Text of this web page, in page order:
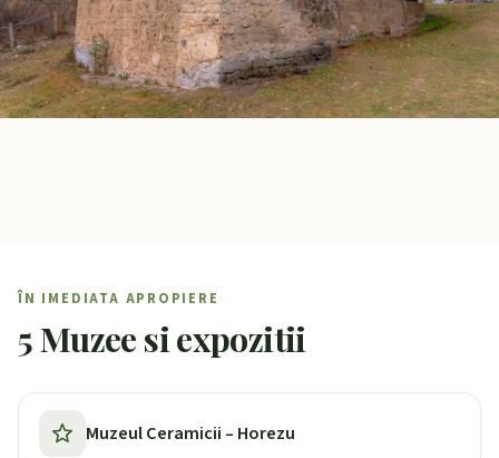
ÎN IMEDIATA APROPIERE
5 Muzee si expozitii
Muzeul Ceramicii – Horezu